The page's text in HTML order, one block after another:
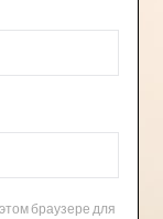
браузере для